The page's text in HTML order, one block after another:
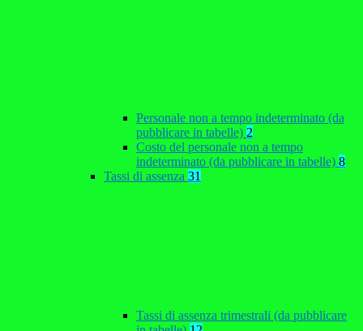
Personale non a tempo indeterminato (da
pubblicare in tabelle) 2
Costo del personale non a tempo
indeterminato (da pubblicare in tabelle) 8
Tassi di assenza 31
Tassi di assenza trimestrali (da pubblicare